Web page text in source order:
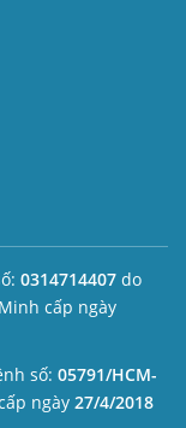
0314714407 do
cấp ngày
số: 05791/HCM-
ngày 27/4/2018